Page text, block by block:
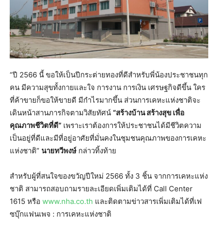
“ปี 2566 นี้ ขอให้เป็นปีกระต่ายทองที่ดีสำหรับพี่น้องประชาชนทุก
คน มีความสุขทั้งกายและใจ การงาน การเงิน เศรษฐกิจดีขึ้น ใคร
ที่ค้าขายก็ขอให้ขายดี มีกำไรมากขึ้น ส่วนการเคหะแห่งชาติจะ
เดินหน้าสานภารกิจตามวิสัยทัศน์ “สร้างบ้าน สร้างสุข เพื่อ
คุณภาพชีวิตที่ดี” เพราะเราต้องการให้ประชาชนได้มีชีวิตความ
เป็นอยู่ที่ดีและมีที่อยู่อาศัยที่มั่นคงในชุมชนคุณภาพของการเคหะ
แห่งชาติ” นายทวีพงษ์ กล่าวทิ้งท้าย
สำหรับผู้ที่สนใจของขวัญปีใหม่ 2566 ทั้ง 3 ชิ้น จากการเคหะแห่ง
ชาติ สามารถสอบถามรายละเอียดเพิ่มเติมได้ที่ Call Center
1615 หรือ www.nha.co.th และติดตามข่าวสารเพิ่มเติมได้ที่เฟ
ซบุ๊กแฟนเพจ : การเคหะแห่งชาติ